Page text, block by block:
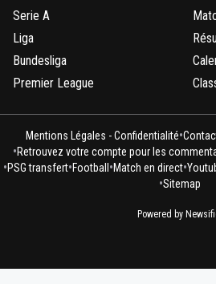
Serie A
Liga
Bundesliga
Premier League
Mentions Légales - Confidentialité•
•Retrouvez votre compte pour les
•PSG transfert•Football •Match en direct•
•Sitemap
Powered by